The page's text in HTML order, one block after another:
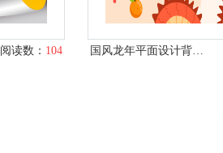
阅读数： 104 国风龙年平面设计背景模板